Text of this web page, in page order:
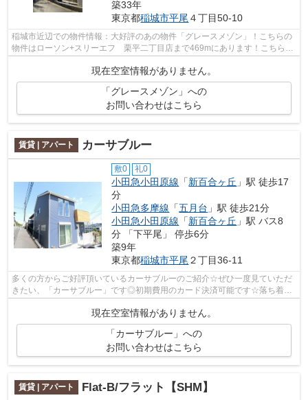
築33年
東京都稲城市平尾４丁目50-10
稲城市近辺での物件情報：大好評のあの物件「グレースメゾン」！こちらの
物件はローソン+スリーエフ 栗平二丁目店まで469mにあります！こちらの
現在空室情報がありません。
「グレースメゾン」への
お問い合わせはこちら
賃貸 | アパート カーサブルー
敷0 礼0
小田急小田原線 「新百合ヶ丘 」駅 徒歩17
分
小田急多摩線 「五月台 」駅 徒歩21分
小田急小田原線 「新百合ヶ丘 」駅 バス8
分 「下平尾」 停歩6分
築9年
東京都稲城市平尾 ２丁目36-11
多くの方からご好評頂いているカーサブルーのご紹介☆ぜひ一度見ていただ
きたい、「カーサブルー」です◎初期費用のカード決済可能です☆落ち着い
た街並みが魅力のアパートはこちらです☆...
現在空室情報がありません。
「カーサブルー」への
お問い合わせはこちら
賃貸 | アパート Flat-B/フラット【SHM】